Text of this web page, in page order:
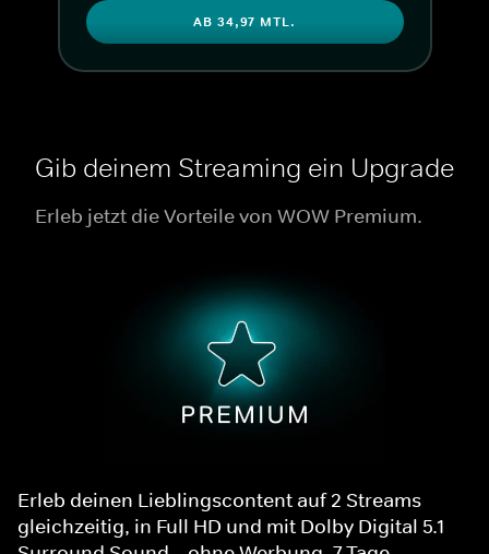
AB 34,97 MTL.
Gib deinem Streaming ein Upgrade
Erleb jetzt die Vorteile von WOW Premium.
Erleb deinen Lieblingscontent auf 2 Streams
gleichzeitig, in Full HD und mit Dolby Digital 5.1